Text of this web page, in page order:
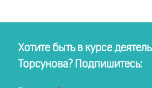
Хотите быть в курсе
Торсунова? Подпишитесь: